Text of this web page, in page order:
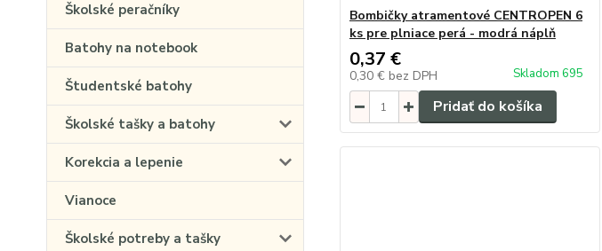
Školské peračníky
Batohy na notebook
Študentské batohy
Školské tašky a batohy
Korekcia a lepenie
Vianoce
Školské potreby a tašky
Bombičky atramentové CENTROPEN 6
ks pre plniace perá - modrá náplň
0,37 €
0,30 € bez DPH Skladom 695
Pridať do košíka